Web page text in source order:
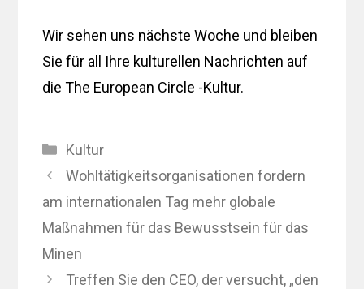
Wir sehen uns nächste Woche und bleiben
Sie für all Ihre kulturellen Nachrichten auf
die The European Circle -Kultur.
Kategorien
Kultur
Wohltätigkeitsorganisationen fordern
am internationalen Tag mehr globale
Maßnahmen für das Bewusstsein für das
Minen
Treffen Sie den CEO, der versucht, „den